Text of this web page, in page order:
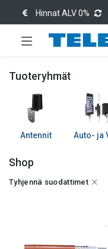
Hinnat ALV 0%
Tuoteryhmät
Antennit
Shop
Tyhjennä suodattimet